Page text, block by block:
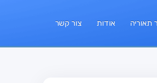
תאוריה אודות צור קשר